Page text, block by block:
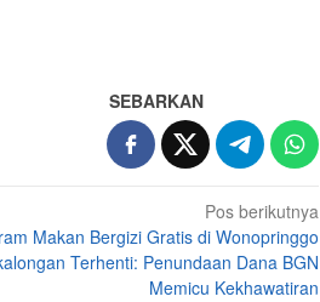
SEBARKAN
Pos berikutnya
Makan Bergizi Gratis di Wonopringgo
Terhenti: Penundaan Dana BGN
Memicu Kekhawatiran